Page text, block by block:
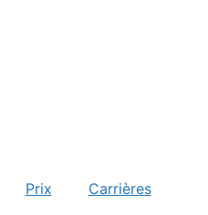
Prix Carrières